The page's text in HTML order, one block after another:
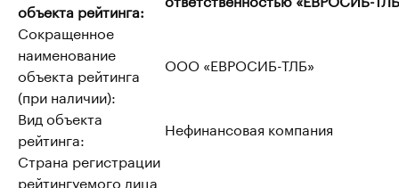
объекта рейтинга:
Сокращенное
наименование
объекта рейтинга
(при наличии):
ООО «ЕВРОСИБ-ТЛБ»
Вид объекта
рейтинга:
Нефинансовая компания
Страна регистрации
рейтингуемого лица